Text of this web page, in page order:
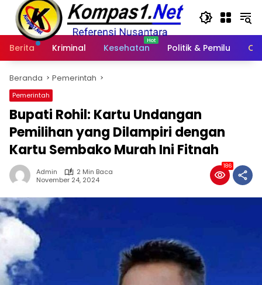
Langsung
konten
Berita
Kriminal Kesehatan Politik & Pemilu
Beranda Pemerintah
Pemerintah
Bupati Rohil: Kartu Undangan
Pemilihan yang Dilampiri dengan
Kartu Sembako Murah Ini Fitnah
Admin
2 Min Baca
November 24, 2024
186